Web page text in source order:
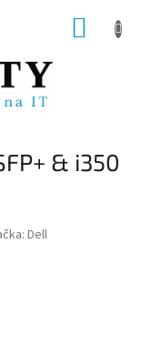
& i350
Dell